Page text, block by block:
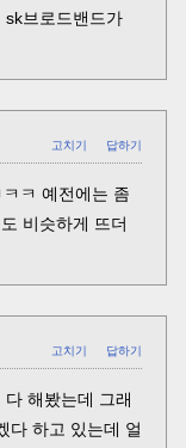
sk브로드밴드가
고치기 답하기
ㅋ 예전에는 좀
비슷하게 뜨더
고치기 답하기
해봤는데 그래
다 하고 있는데 얼